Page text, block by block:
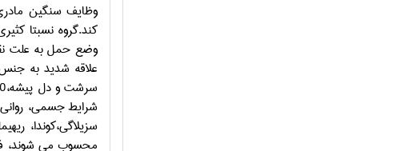
وظايف سنگين
كند.گروه نسبتا
وضع حمل به علت
علاقه شديد به
سرشت و دل پیشه،2000).
سزیلاگی،کوندا، ریهیملر، ساندور،2011). از این رو یک فرصت منحصر به فرد برای بروز